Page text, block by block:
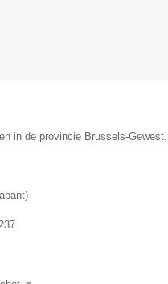
in de provincie Brussels-Gewest.
)